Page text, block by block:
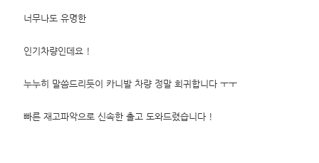
너무나도 유명한
인기차량인데요 !
누누히 말씀드리듯이 카니발 차량 정말 희귀합니다 ㅜㅜ
빠른 재고파악으로 신속한 출고 도와드렸습니다 !